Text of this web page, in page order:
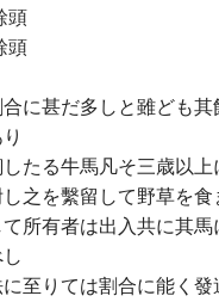
に甚だ多しと雖ども
る牛馬凡そ三歳以上
之を繫留して野草を
所有者は出入共に其
りては割合に能く發